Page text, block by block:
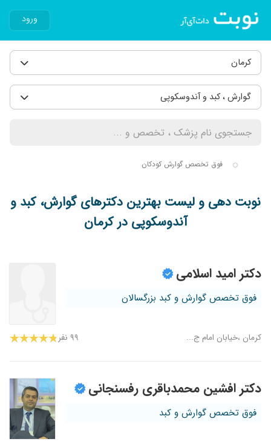
ورود
کرمان
گوارش ، کبد و آندوسکوپی
فوق تخصص گوارش کودکان
نوبت دهی و لیست بهترین دکترهای گوارش، کبد و
آندوسکوپی در کرمان
دکتر امید اسلامی
فوق تخصص گوارش و کبد بزرگسالان
کرمان ،خیابان امام ج... ۹۹ نفر
دکتر افشین محمدباقری رفسنجانی
فوق تخصص گوارش و کبد